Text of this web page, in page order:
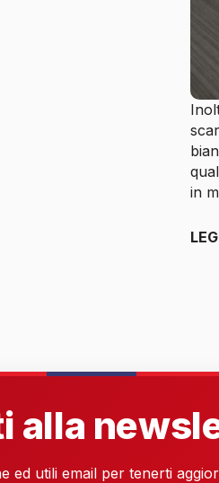
in
alla
ed utili email per tenerti